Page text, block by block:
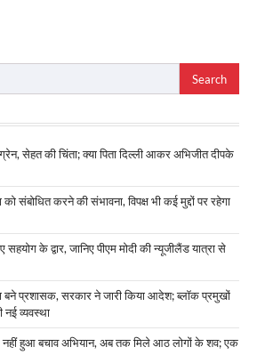
सेहत की चिंता; क्या पिता दिल्ली आकर अभिजीत दीपके
को संबोधित करने की संभावना, विपक्ष भी कई मुद्दों पर रहेगा
के द्वार, जानिए पीएम मोदी की न्यूजीलैंड यात्रा से
बने प्रशासक, सरकार ने जारी किया आदेश; ब्लॉक प्रमुखों
नई व्यवस्था
नहीं हुआ बचाव अभियान, अब तक मिले आठ लोगों के शव; एक